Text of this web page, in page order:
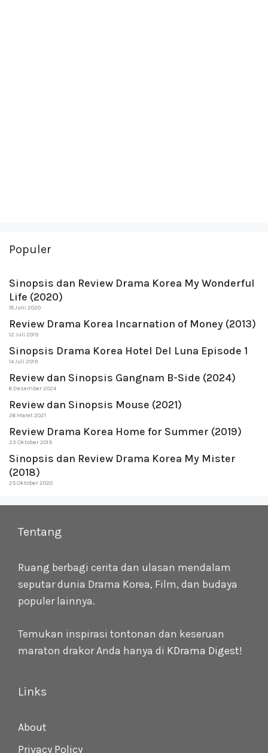
Populer
Sinopsis dan Review Drama Korea My Wonderful
Life (2020)
18 Juni 2020
Review Drama Korea Incarnation of Money (2013)
12 Juli 2019
Sinopsis Drama Korea Hotel Del Luna Episode 1
14 Juli 2019
Review dan Sinopsis Gangnam B-Side (2024)
6 Desember 2024
Review dan Sinopsis Mouse (2021)
26 Maret 2021
Review Drama Korea Home for Summer (2019)
23 Oktober 2019
Sinopsis dan Review Drama Korea My Mister
(2018)
25 Oktober 2020
Tentang
Ruang berbagi cerita dan ulasan mendalam
seputar dunia Drama Korea, Film, dan budaya
populer lainnya.
Temukan inspirasi tontonan dan keseruan
maraton drakor Anda hanya di KDrama Digest!
Links
About
Privacy Policy